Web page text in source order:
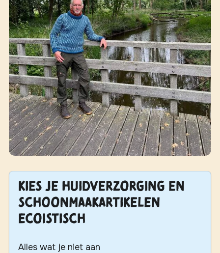
Kies je huidverzorging en
schoonmaakartikelen
ECOISTISCH
Alles wat je niet aan